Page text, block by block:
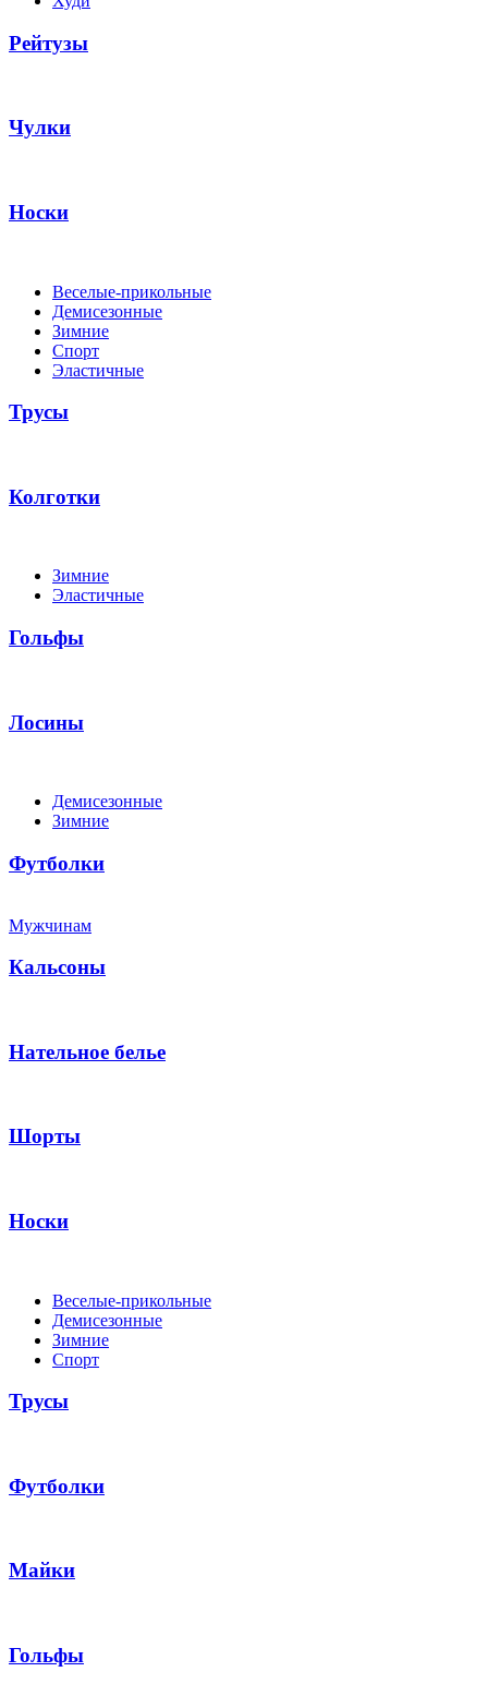
Рейтузы
Чулки
Носки
Веселые-прикольные
Демисезонные
Зимние
Спорт
Эластичные
Трусы
Колготки
Зимние
Эластичные
Гольфы
Лосины
Демисезонные
Зимние
Футболки
Мужчинам
Кальсоны
Нательное белье
Шорты
Носки
Веселые-прикольные
Демисезонные
Зимние
Спорт
Трусы
Футболки
Майки
Гольфы